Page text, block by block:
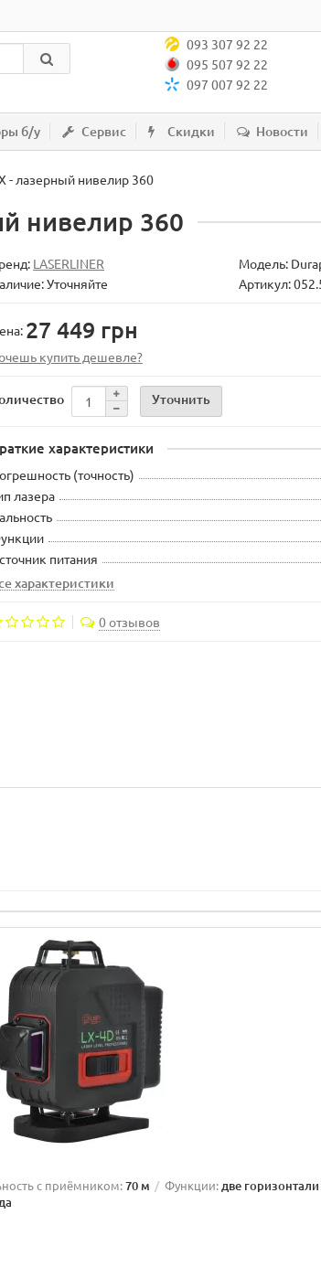
093 307 92 22
095 507 92 22
097 007 92 22
б/у Сервис Скидки Новости
- лазерный нивелир 360
нивелир 360
LASERLINER Модель:
Уточняйте
Артикул:
27 449 грн
купить дешевле?
Уточнить
характеристики
(точность)
лазера
питания
характеристики
0 отзывов
с приёмником: 70 м Функции: две горизонтали